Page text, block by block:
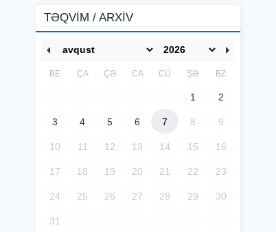
TƏQVİM / ARXİV
BE ÇA ÇƏ CA CÜ ŞƏ BZ
1 2
3 4 5 6 7 8 9
10 11 12 13 14 15 16
17 18 19 20 21 22 23
24 25 26 27 28 29 30
31